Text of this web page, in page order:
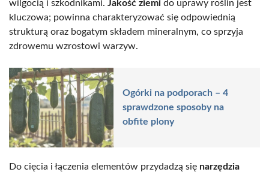
wilgocią i szkodnikami. Jakość ziemi do uprawy roślin jest
kluczowa; powinna charakteryzować się odpowiednią
strukturą oraz bogatym składem mineralnym, co sprzyja
zdrowemu wzrostowi warzyw.
Ogórki na podporach – 4
sprawdzone sposoby na
obfite plony
Do cięcia i łączenia elementów przydadzą się narzędzia